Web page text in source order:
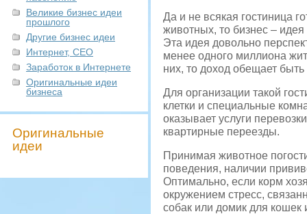
Великие бизнес идеи
прошлого
Другие бизнес идеи
Интернет, СЕО
Заработок в Интернете
Оригинальные идеи
бизнеса
Оригинальные
идеи
Да и не всякая гостиница
животных, то бизнес –
Эта идея довольно
менее одного миллиона
них, то доход обещает
Для организации такой
клетки и специальные
оказывает услуги
квартирные переезды.
Принимая животное
поведения, наличии
Оптимально, если корм
окружением стресс,
собак или домик для кошек